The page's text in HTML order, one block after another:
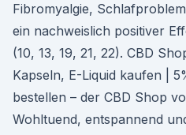
Fibromyalgie,
ein nachweislich positiver
(10, 13, 19, 21, 22). CBD
Kapseln, E-Liquid kaufen |
bestellen – der CBD Shop
Wohltuend, entspannend